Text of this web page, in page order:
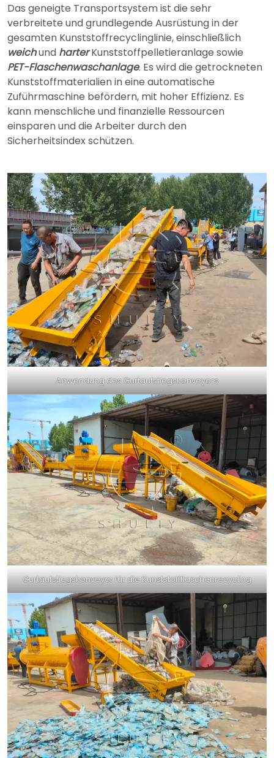
Das geneigte Transportsystem ist die sehr
verbreitete und grundlegende Ausrüstung in der
gesamten Kunststoffrecyclinglinie, einschließlich
weichund harterKunststoffpelletieranlage sowie
PET-Flaschenwaschanlage. Es wird die getrockneten
Kunststoffmaterialien in eine automatische
Zuführmaschine befördern, mit hoher Effizienz. Es
kann menschliche und finanzielle Ressourcen
einsparen und die Arbeiter durch den
Sicherheitsindex schützen.
Anwendung des Gurtaufstiegskonveyors
Gurtaufstiegskonveyor für die Kunststoffflaschenrecycling